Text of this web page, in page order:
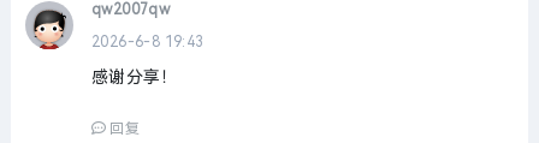
qw2007qw
2026-6-8 19:43
感谢分享！
回复